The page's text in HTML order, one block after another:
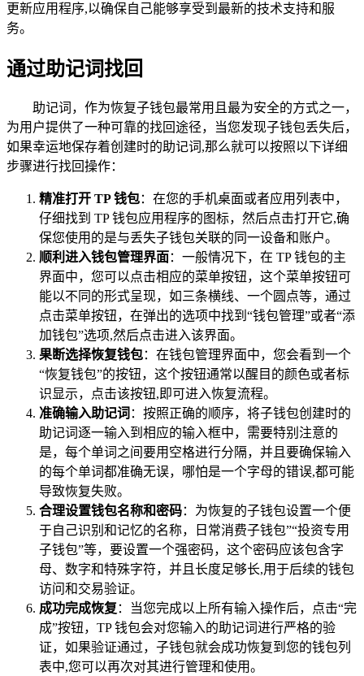
更新应用程序,以确保自己能够享受到最新的技术支持和服
务。
通过助记词找回
助记词，作为恢复子钱包最常用且最为安全的方式之一，
为用户提供了一种可靠的找回途径，当您发现子钱包丢失后，
如果幸运地保存着创建时的助记词,那么就可以按照以下详细
步骤进行找回操作：
精准打开 TP 钱包：在您的手机桌面或者应用列表中，
仔细找到 TP 钱包应用程序的图标，然后点击打开它,确
保您使用的是与丢失子钱包关联的同一设备和账户。
顺利进入钱包管理界面：一般情况下，在 TP 钱包的主
界面中，您可以点击相应的菜单按钮，这个菜单按钮可
能以不同的形式呈现，如三条横线、一个圆点等，通过
点击菜单按钮，在弹出的选项中找到“钱包管理”或者“添
加钱包”选项,然后点击进入该界面。
果断选择恢复钱包：在钱包管理界面中，您会看到一个
“恢复钱包”的按钮，这个按钮通常以醒目的颜色或者标
识显示，点击该按钮,即可进入恢复流程。
准确输入助记词 ：按照正确的顺序，将子钱包创建时的
助记词逐一输入到相应的输入框中，需要特别注意的
是，每个单词之间要用空格进行分隔，并且要确保输入
的每个单词都准确无误，哪怕是一个字母的错误,都可能
导致恢复失败。
合理设置钱包名称和密码：为恢复的子钱包设置一个便
于自己识别和记忆的名称，日常消费子钱包”“投资专用
子钱包”等，要设置一个强密码，这个密码应该包含字
母、数字和特殊字符，并且长度足够长,用于后续的钱包
访问和交易验证。
成功完成恢复 ：当您完成以上所有输入操作后，点击“完
成”按钮，TP 钱包会对您输入的助记词进行严格的验
证，如果验证通过，子钱包就会成功恢复到您的钱包列
表中,您可以再次对其进行管理和使用。